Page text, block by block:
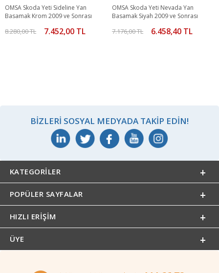
OMSA Skoda Yeti Sideline Yan
Basamak Krom 2009 ve Sonrası
8.280,00 TL 7.452,00 TL
OMSA Skoda Yeti Nevada Yan
Basamak Siyah 2009 ve Sonrası
7.176,00 TL 6.458,40 TL
BIZLERI SOSYAL MEDYADA TAKIP EDIN!
KATEGORILER
POPÜLER SAYFALAR
HIZLI ERIŞIM
ÜYE